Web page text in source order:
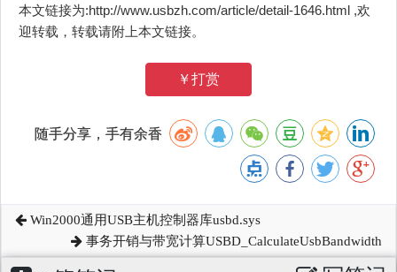
本文链接为:http://www.usbzh.com/article/detail-1646.html ,欢
迎转载，转载请附上本文链接。
￥打赏
随手分享，手有余香
Win2000通用USB主机控制器库usbd.sys
事务开销与带宽计算USBD_CalculateUsbBandwidth